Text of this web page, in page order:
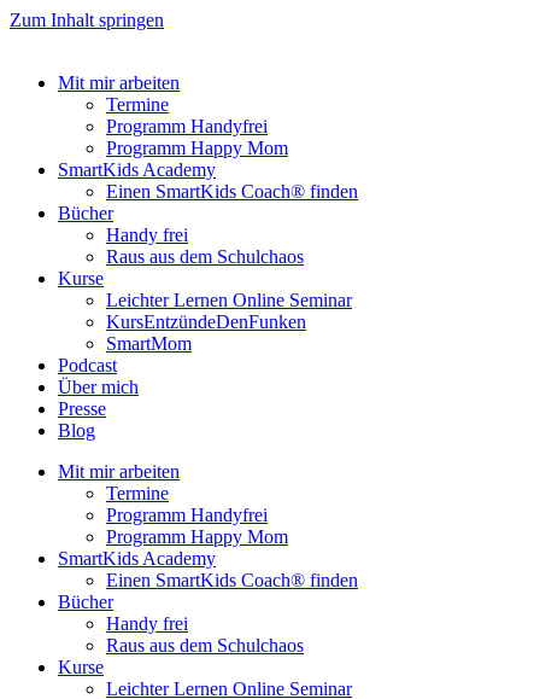
Zum Inhalt springen
Mit mir arbeiten
Termine
Programm Handyfrei
Programm Happy Mom
SmartKids Academy
Einen SmartKids Coach® finden
Bücher
Handy frei
Raus aus dem Schulchaos
Kurse
Leichter Lernen Online Seminar
KursEntzündeDenFunken
SmartMom
Podcast
Über mich
Presse
Blog
Mit mir arbeiten
Termine
Programm Handyfrei
Programm Happy Mom
SmartKids Academy
Einen SmartKids Coach® finden
Bücher
Handy frei
Raus aus dem Schulchaos
Kurse
Leichter Lernen Online Seminar